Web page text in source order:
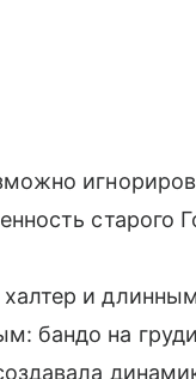
старого
и
бандо на